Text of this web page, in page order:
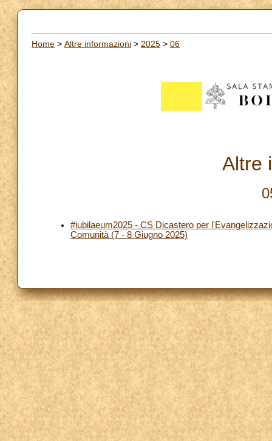
Home > Altre informazioni > 2025 > 06
Altre
#iubilaeum2025 - CS Dicastero per
Comunità (7 - 8 Giugno 2025)